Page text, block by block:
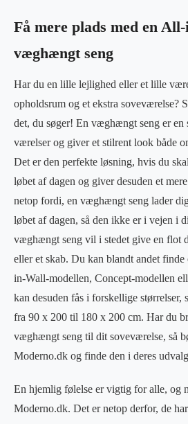
Få mere plads med en
væghængt seng
Har du en lille lejlighed eller et lille
opholdsrum og et ekstra soveværelse?
det, du søger! En væghængt seng er en
værelser og giver et stilrent look både
Det er den perfekte løsning, hvis du
løbet af dagen og giver desuden et
netop fordi, en væghængt seng lader
løbet af dagen, så den ikke er i vejen i
væghængt seng vil i stedet give en flot
eller et skab. Du kan blandt andet
in-Wall-modellen, Concept-modellen
kan desuden fås i forskellige størrelser,
fra 90 x 200 til 180 x 200 cm. Har du
væghængt seng til dit soveværelse, så
Moderno.dk og finde den i deres
En hjemlig følelse er vigtig for alle, og
Moderno.dk. Det er netop derfor, de